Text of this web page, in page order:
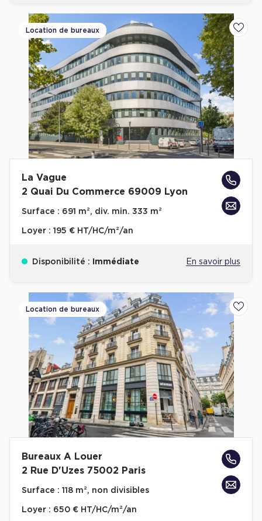
Location de bureaux
La Vague
2 Quai Du Commerce 69009 Lyon
Surface : 691 m², div. min. 333 m²
Loyer : 195 € HT/HC/m²/an
Disponibilité : Immédiate En savoir plus
Location de bureaux
Bureaux A Louer
2 Rue D'Uzes 75002 Paris
Surface : 118 m², non divisibles
Loyer : 650 € HT/HC/m²/an